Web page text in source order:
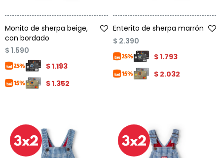
Monito de sherpa beige,
con bordado
$ 1.590
$1.193
$1.352
Enterito de sherpa marrón
$ 2.390
$1.793
$ 2.032